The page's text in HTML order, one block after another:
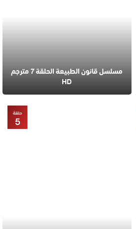
مسلسل قانون الطبيعة الحلقة 7 مترجم
HD
حلقة
5